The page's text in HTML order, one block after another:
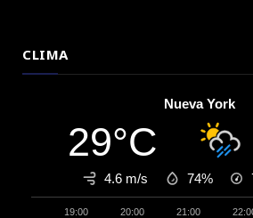
CLIMA
Nueva York
29°C
4.6 m/s 74%
19:00 20:00 21:00